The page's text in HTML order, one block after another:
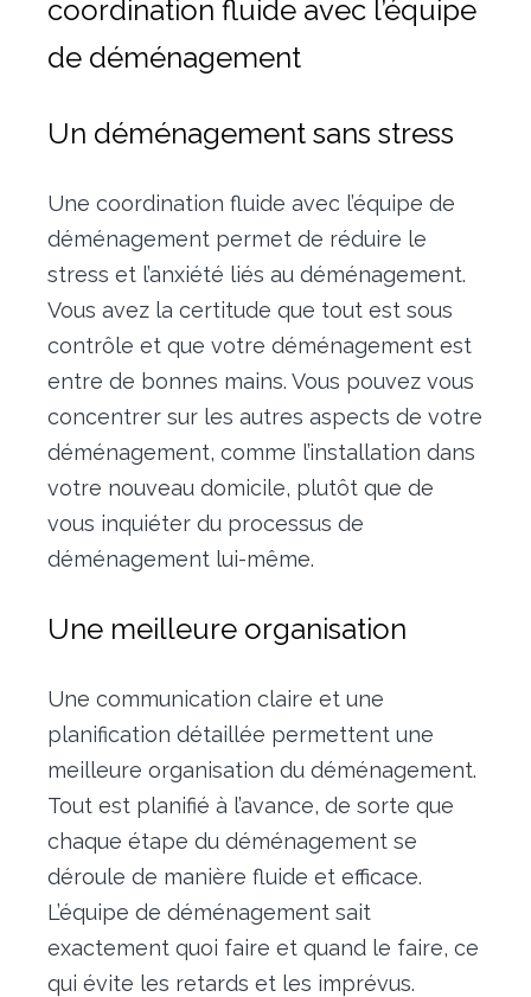
coordination fluide avec l’équipe
de déménagement
Un déménagement sans stress
Une coordination fluide avec l’équipe de
déménagement permet de réduire le
stress et l’anxiété liés au déménagement.
Vous avez la certitude que tout est sous
contrôle et que votre déménagement est
entre de bonnes mains. Vous pouvez vous
concentrer sur les autres aspects de votre
déménagement, comme l’installation dans
votre nouveau domicile, plutôt que de
vous inquiéter du processus de
déménagement lui-même.
Une meilleure organisation
Une communication claire et une
planification détaillée permettent une
meilleure organisation du déménagement.
Tout est planifié à l’avance, de sorte que
chaque étape du déménagement se
déroule de manière fluide et efficace.
L’équipe de déménagement sait
exactement quoi faire et quand le faire, ce
qui évite les retards et les imprévus.